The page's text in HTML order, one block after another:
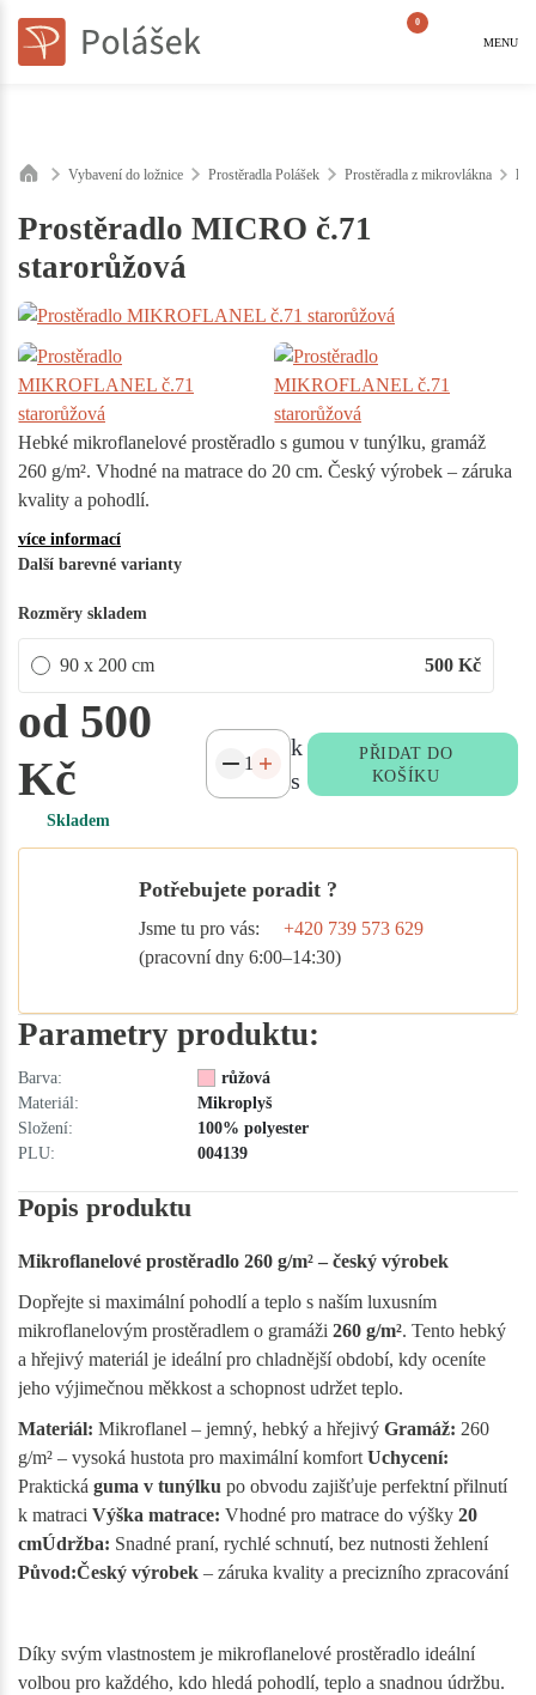
0
MENU
Vybavení do ložnice Prostěradla Polášek Prostěradla z mikrovlákna
Prostěradlo MICRO č.71
starorůžová
Hebké mikroflanelové prostěradlo s gumou v tunýlku, gramáž
260 g/m². Vhodné na matrace do 20 cm. Český výrobek – záruka
kvality a pohodlí.
více informací
Další barevné varianty
Rozměry skladem
90 x 200 cm 500 Kč
od 500
Kč
Skladem
k
s
PŘIDAT DO
KOŠÍKU
Potřebujete poradit ?
Jsme tu pro vás:
+420 739 573 629
(pracovní dny 6:00–14:30)
Parametry produktu:
Barva:
růžová
Materiál:
Mikroplyš
Složení:
100% polyester
PLU:
004139
Popis produktu
Mikroflanelové prostěradlo 260 g/m² – český výrobek
Dopřejte si maximální pohodlí a teplo s naším luxusním
mikroflanelovým prostěradlem o gramáži 260 g/m². Tento hebký
a hřejivý materiál je ideální pro chladnější období, kdy oceníte
jeho výjimečnou měkkost a schopnost udržet teplo.
Materiál: Mikroflanel – jemný, hebký a hřejivý Gramáž: 260
g/m² – vysoká hustota pro maximální komfort Uchycení:
Praktická guma v tunýlku po obvodu zajišťuje perfektní přilnutí
k matraci Výška matrace: Vhodné pro matrace do výšky 20
cmÚdržba: Snadné praní, rychlé schnutí, bez nutnosti žehlení
Původ:Český výrobek – záruka kvality a precizního zpracování
Díky svým vlastnostem je mikroflanelové prostěradlo ideální
volbou pro každého, kdo hledá pohodlí, teplo a snadnou údržbu.